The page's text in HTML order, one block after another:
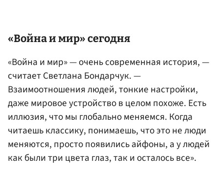
«Война и мир» сегодня
«Война и мир» — очень современная история, —
считает Светлана Бондарчук. —
Взаимоотношения людей, тонкие настройки,
даже мировое устройство в целом похоже. Есть
иллюзия, что мы глобально меняемся. Когда
читаешь классику, понимаешь, что это не люди
меняются, просто появились айфоны, а у людей
как были три цвета глаз, так и осталось все».